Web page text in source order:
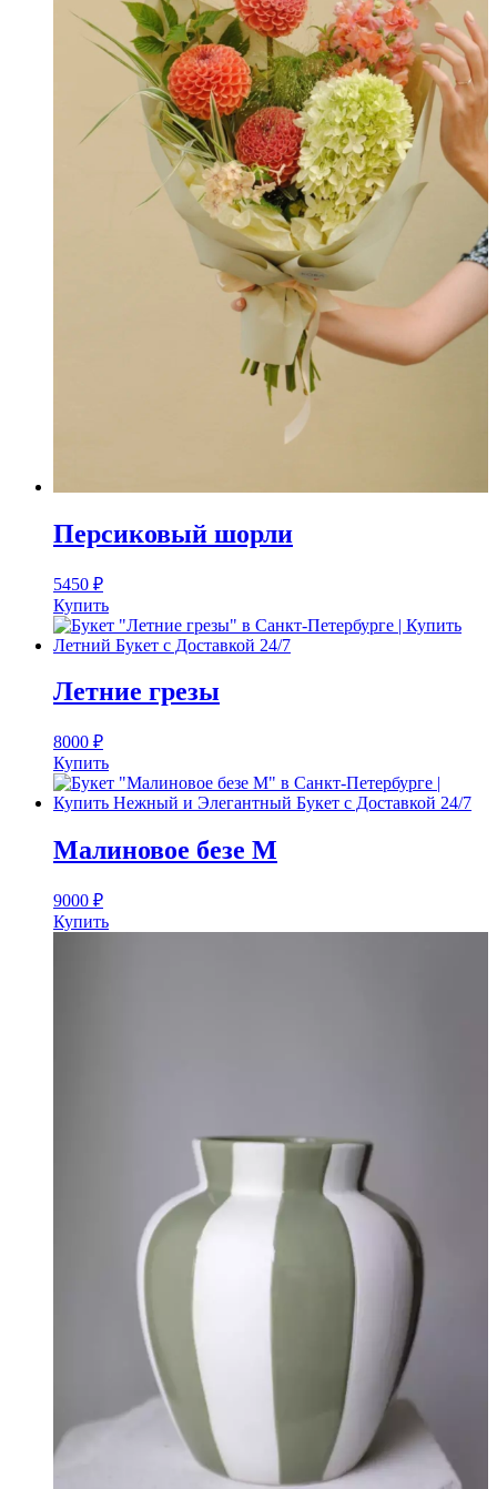
Персиковый шорли
5450 ₽
Купить
Летние грезы
8000 ₽
Купить
Малиновое безе M
9000 ₽
Купить